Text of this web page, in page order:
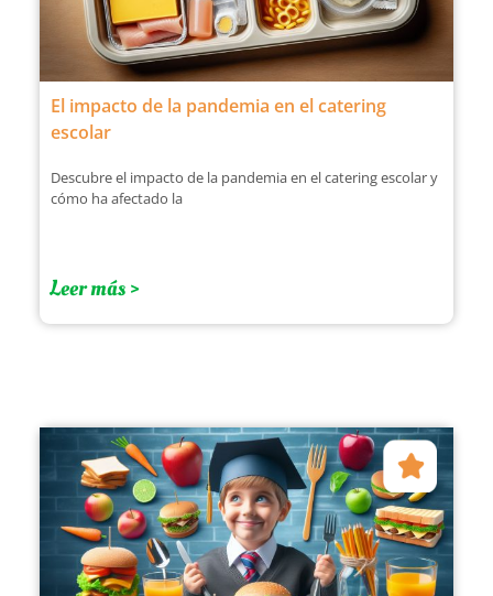
El impacto de la pandemia en el catering
escolar
Descubre el impacto de la pandemia en el catering escolar y
cómo ha afectado la
Leer más >